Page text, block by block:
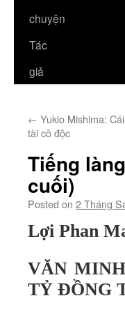
chuyện
Tác
giả
← Yukio Mishima:
tài cô độc
Tiếng
cuối)
Posted on 2 Tháng
Lợi Phan
VĂN
TỶ ĐỒNG